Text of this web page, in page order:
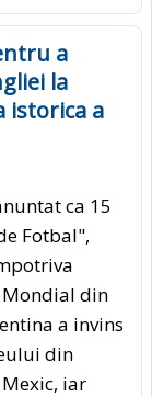
a
la
istorica a
ca 15
Fotbal",
din
a invins
din
iar